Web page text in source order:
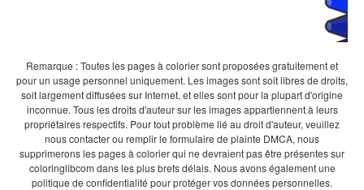
Remarque : Toutes les pages à colorier sont proposées gratuitement et
pour un usage personnel uniquement. Les images sont soit libres de droits,
soit largement diffusées sur Internet, et elles sont pour la plupart d'origine
inconnue. Tous les droits d'auteur sur les images appartiennent à leurs
propriétaires respectifs. Pour tout problème lié au droit d'auteur, veuillez
nous contacter ou remplir le formulaire de plainte DMCA, nous
supprimerons les pages à colorier qui ne devraient pas être présentes sur
coloringlibcom dans les plus brefs délais. Nous avons également une
politique de confidentialité pour protéger vos données personnelles.